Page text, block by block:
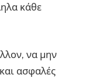
κάθε
να μην
ασφαλές